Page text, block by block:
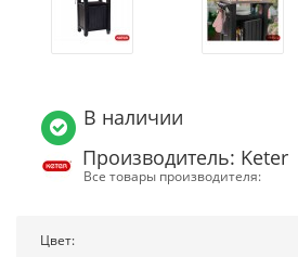
В наличии
Производитель: Keter
Все товары производителя:
Цвет: